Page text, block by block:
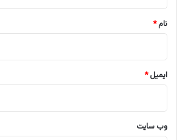
نام*
ایمیل*
وب‌ سایت